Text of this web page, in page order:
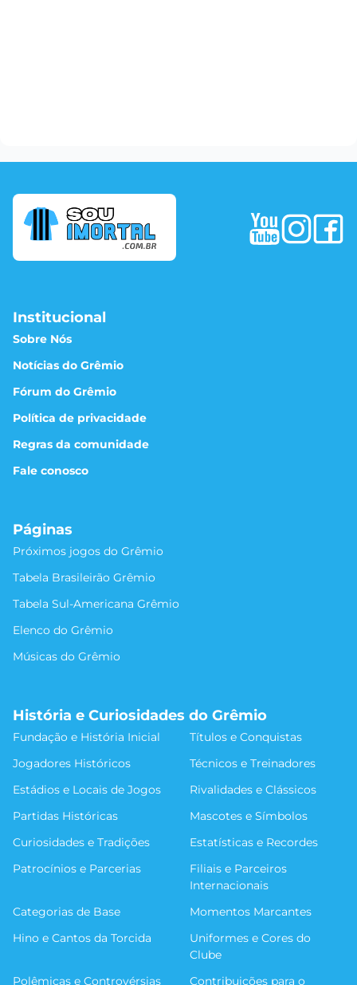
Institucional
Sobre Nós
Notícias do Grêmio
Fórum do Grêmio
Política de privacidade
Regras da comunidade
Fale conosco
Páginas
Próximos jogos do Grêmio
Tabela Brasileirão Grêmio
Tabela Sul-Americana Grêmio
Elenco do Grêmio
Músicas do Grêmio
História e Curiosidades do Grêmio
Fundação e História Inicial
Títulos e Conquistas
Jogadores Históricos
Técnicos e Treinadores
Estádios e Locais de Jogos
Rivalidades e Clássicos
Partidas Históricas
Mascotes e Símbolos
Curiosidades e Tradições
Estatísticas e Recordes
Patrocínios e Parcerias
Filiais e Parceiros
Internacionais
Categorias de Base
Momentos Marcantes
Hino e Cantos da Torcida
Uniformes e Cores do
Clube
Polêmicas e Controvérsias
Contribuições para o